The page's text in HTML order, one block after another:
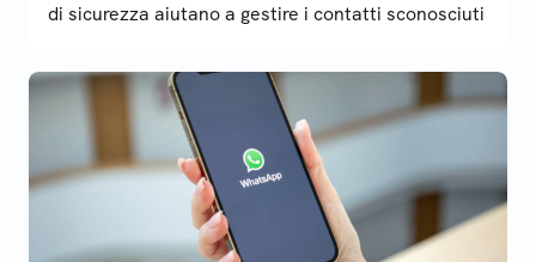
di sicurezza aiutano a gestire i contatti sconosciuti